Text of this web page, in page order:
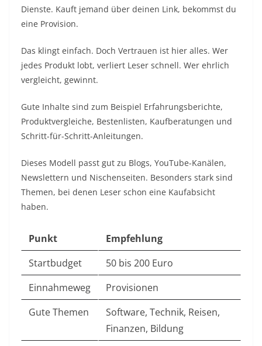
Dienste. Kauft jemand über deinen Link, bekommst du
eine Provision.
Das klingt einfach. Doch Vertrauen ist hier alles. Wer
jedes Produkt lobt, verliert Leser schnell. Wer ehrlich
vergleicht, gewinnt.
Gute Inhalte sind zum Beispiel Erfahrungsberichte,
Produktvergleiche, Bestenlisten, Kaufberatungen und
Schritt-für-Schritt-Anleitungen.
Dieses Modell passt gut zu Blogs, YouTube-Kanälen,
Newslettern und Nischenseiten. Besonders stark sind
Themen, bei denen Leser schon eine Kaufabsicht
haben.
Punkt
Empfehlung
Startbudget
50 bis 200 Euro
Einnahmeweg
Provisionen
Gute Themen
Software, Technik, Reisen,
Finanzen, Bildung